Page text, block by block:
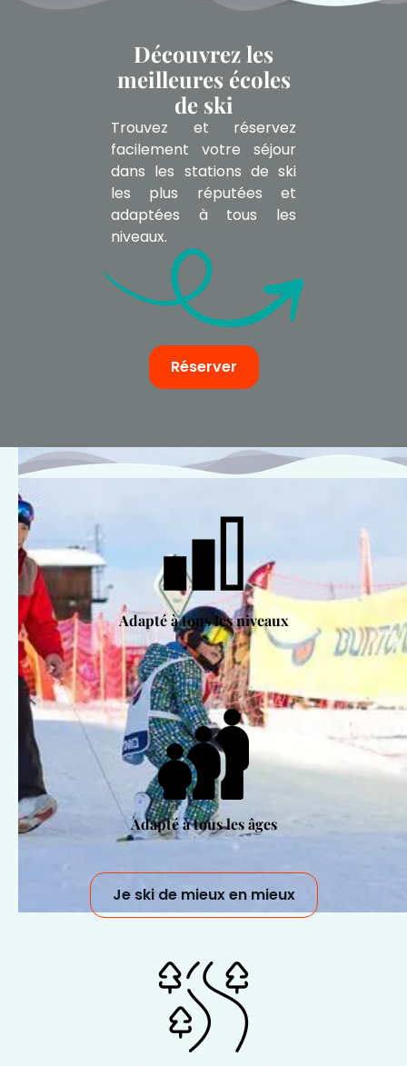
Découvrez les
meilleures écoles
de ski
Trouvez et réservez
facilement votre séjour
dans les stations de ski
les plus réputées et
adaptées à tous les
niveaux.
Réserver
Adapté à tous les niveaux
Adapté à tous les âges
Je ski de mieux en mieux